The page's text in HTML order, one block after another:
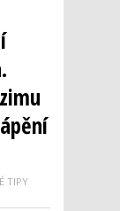
TIPY